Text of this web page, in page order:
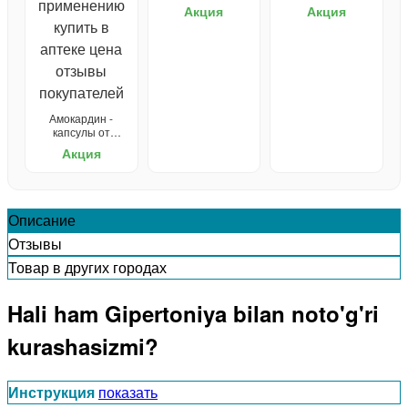
Амокардин -
капсулы от
Акция
Акция Акция
Описание
Отзывы
Товар в других городах
Hali ham Gipertoniya bilan noto'g'ri
kurashasizmi?
Инструкция показать